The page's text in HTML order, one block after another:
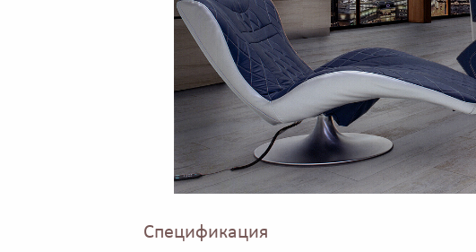
Спецификация